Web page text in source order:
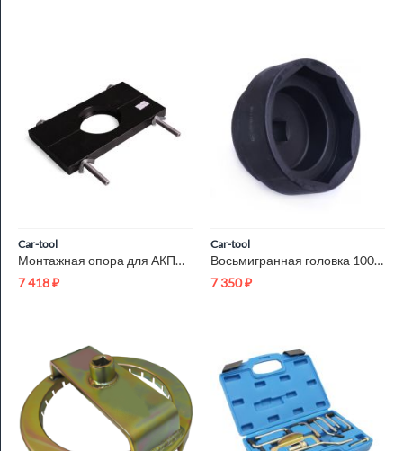
Car-tool
Монтажная опора для АКПП A4AF3 Car-Tool CT-R041
7 418₽
Car-tool
Восьмигранная головка 100 мм для SCANIA Car-Tool CT-B1126
7 350₽